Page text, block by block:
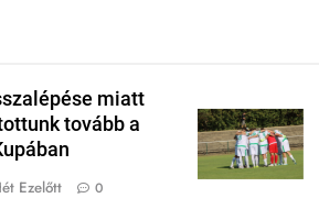
miatt
tovább a
Ezelőtt 0